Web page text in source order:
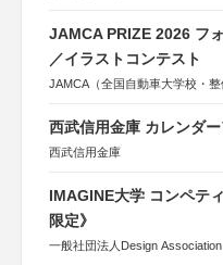
JAMCA PRIZE 2026 フ
／イラストコンテスト
JAMCA（全国自動車大学校・整
西武信用金庫 カレンダ
西武信用金庫
IMAGINE大学 コンペテ
限定》
一般社団法人Design